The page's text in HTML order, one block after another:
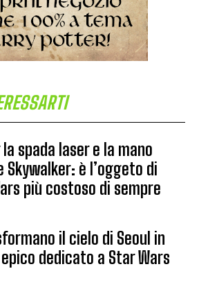
spada laser e la mano
Skywalker: è l’oggeto di
più costoso di sempre
il cielo di Seoul in
dedicato a Star Wars